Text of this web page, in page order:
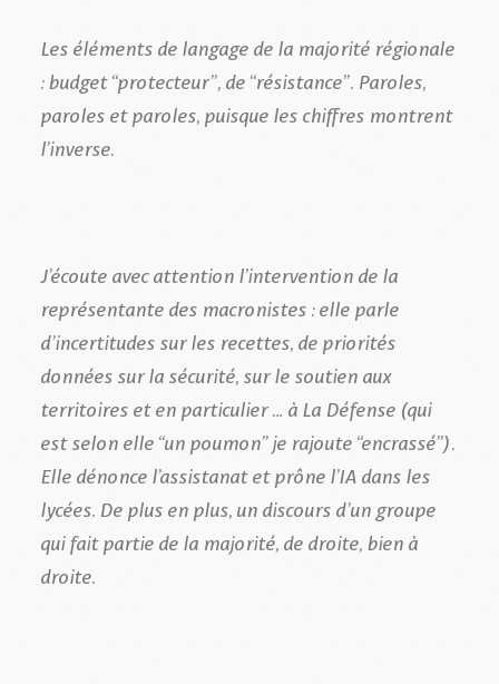
Les éléments de langage de la majorité régionale
: budget “protecteur”, de “résistance”. Paroles,
paroles et paroles, puisque les chiffres montrent
l’inverse.
J’écoute avec attention l’intervention de la
représentante des macronistes : elle parle
d’incertitudes sur les recettes, de priorités
données sur la sécurité, sur le soutien aux
territoires et en particulier … à La Défense (qui
est selon elle “un poumon” je rajoute “encrassé”).
Elle dénonce l’assistanat et prône l’IA dans les
lycées. De plus en plus, un discours d’un groupe
qui fait partie de la majorité, de droite, bien à
droite.